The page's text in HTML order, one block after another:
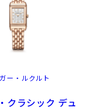
ー・ルクルト
クラシック デュ